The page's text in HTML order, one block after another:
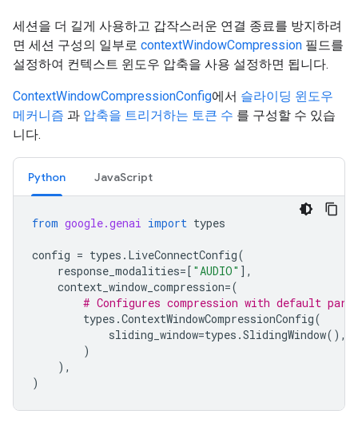
세션을 더 길게 사용하고 갑작스러운 연결 종료를 방지하려
면 세션 구성의 일부로 contextWindowCompression 필드를
설정하여 컨텍스트 윈도우 압축을 사용 설정하면 됩니다.
ContextWindowCompressionConfig에서 슬라이딩 윈도우
메커니즘 과 압축을 트리거하는 토큰 수 를 구성할 수 있습
니다.
Python JavaScript
from google.genai import types
config = types . LiveConnectConfig(
response_modalities=[ "AUDIO" ],
context_window_compression=(
# Configures compression with default
types .ContextWindowCompressionConfig(
sliding_window=types .SlidingWindow(),
)
),
)